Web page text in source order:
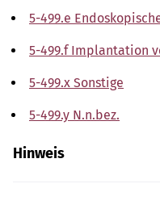
5-499.e
5-499.f Implantation
5-499.x Sonstige
5-499.y N.n.bez.
Hinweis